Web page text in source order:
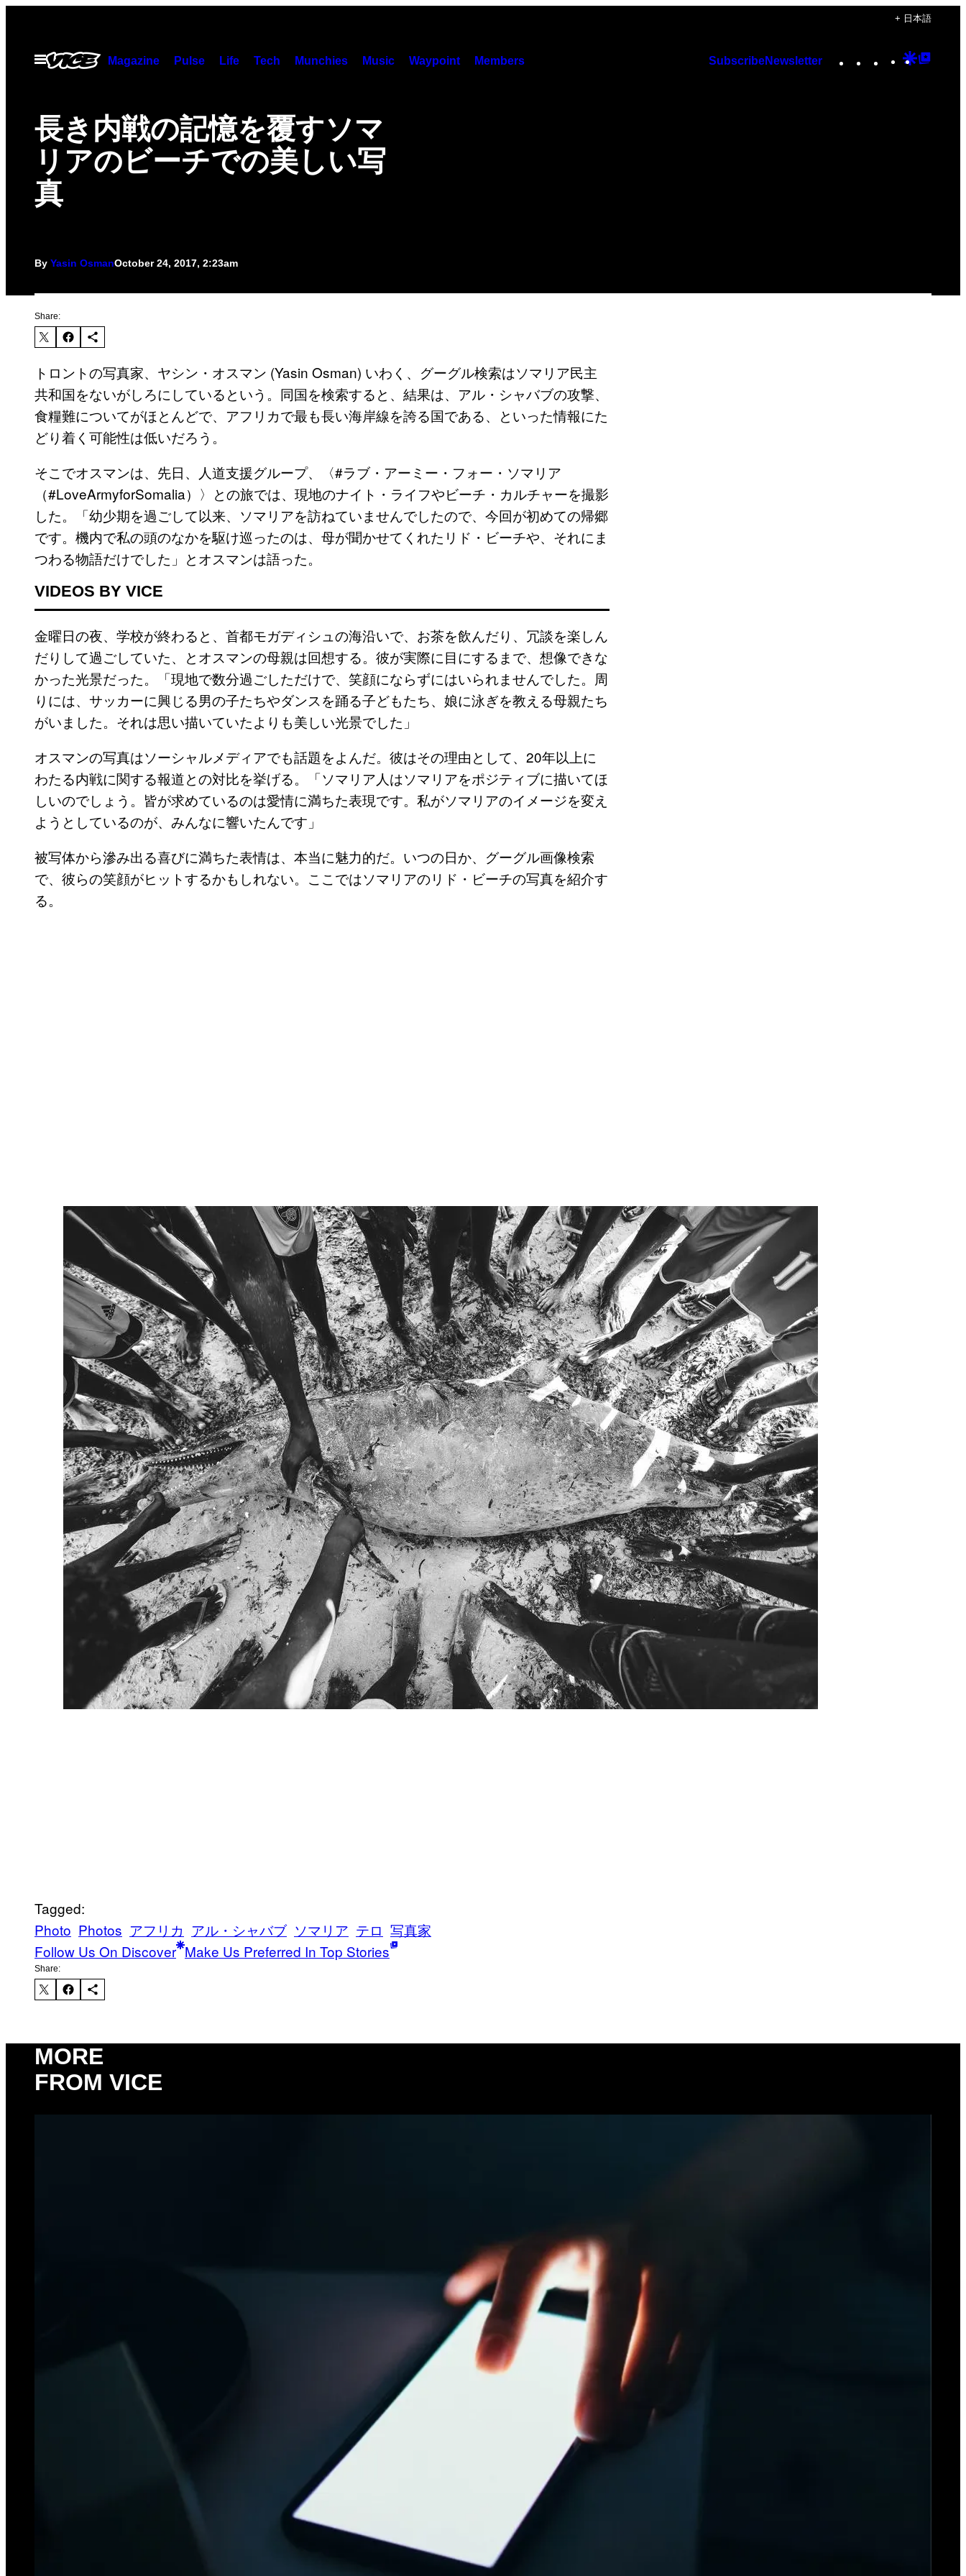
content
+ 日本語
Open
Menu
Magazine Pulse Life Tech Munchies Music Waypoint Members SubscribeNewsletter Instagram
TikTok
YouTube
Google
長き内戦の記憶を覆すソマ
リアのビーチでの美しい写
真
By Yasin OsmanOctober 24, 2017, 2:23am
Share:
トロントの写真家、ヤシン・オスマン (Yasin Osman) いわく、グーグル検索はソマリア民主
共和国をないがしろにしているという。同国を検索すると、結果は、アル・シャバブの攻撃、
食糧難についてがほとんどで、アフリカで最も長い海岸線を誇る国である、といった情報にた
どり着く可能性は低いだろう。
そこでオスマンは、先日、人道支援グループ、〈#ラブ・アーミー・フォー・ソマリア
（#LoveArmyforSomalia）〉との旅では、現地のナイト・ライフやビーチ・カルチャーを撮影
した。「幼少期を過ごして以来、ソマリアを訪ねていませんでしたので、今回が初めての帰郷
です。機内で私の頭のなかを駆け巡ったのは、母が聞かせてくれたリド・ビーチや、それにま
つわる物語だけでした」とオスマンは語った。
VIDEOS BY VICE
金曜日の夜、学校が終わると、首都モガディシュの海沿いで、お茶を飲んだり、冗談を楽しん
だりして過ごしていた、とオスマンの母親は回想する。彼が実際に目にするまで、想像できな
かった光景だった。「現地で数分過ごしただけで、笑顔にならずにはいられませんでした。周
りには、サッカーに興じる男の子たちやダンスを踊る子どもたち、娘に泳ぎを教える母親たち
がいました。それは思い描いていたよりも美しい光景でした」
オスマンの写真はソーシャルメディアでも話題をよんだ。彼はその理由として、20年以上に
わたる内戦に関する報道との対比を挙げる。「ソマリア人はソマリアをポジティブに描いてほ
しいのでしょう。皆が求めているのは愛情に満ちた表現です。私がソマリアのイメージを変え
ようとしているのが、みんなに響いたんです」
被写体から滲み出る喜びに満ちた表情は、本当に魅力的だ。いつの日か、グーグル画像検索
で、彼らの笑顔がヒットするかもしれない。ここではソマリアのリド・ビーチの写真を紹介す
る。
Tagged:
Photo Photos アフリカ アル・シャバブ ソマリア テロ 写真家
Follow Us On Discover Make Us Preferred In Top Stories
Share:
MORE
FROM VICE